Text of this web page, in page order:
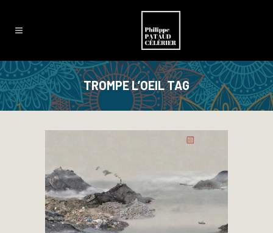
TROMPE L’OEIL TAG